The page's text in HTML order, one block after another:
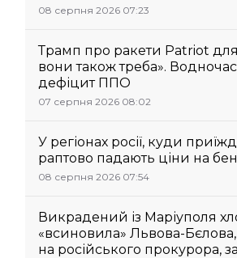
08 серпня 2026 07:23
Трамп про ракети Patriot
вони також треба».
дефіцит ППО
07 серпня 2026 08:02
У регіонах росії, куди
раптово падають ціни на
08 серпня 2026 07:54
Викрадений із Маріуполя
«всиновила» Львова-
на російського прокурора,